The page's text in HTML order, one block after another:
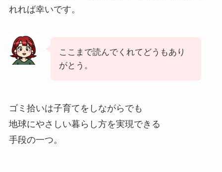
れれば幸いです。
ここまで読んでくれてどうもあり
がとう。
ゴミ拾いは子育てをしながらでも
地球にやさしい暮らし方を実現できる
手段の一つ。